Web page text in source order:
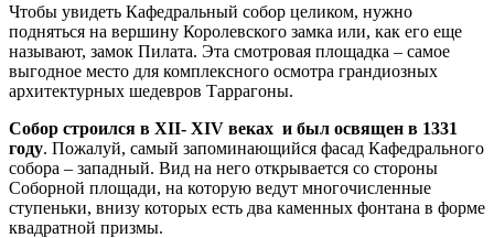
Чтобы увидеть Кафедральный собор целиком, нужно
подняться на вершину Королевского замка или, как его еще
называют, замок Пилата. Эта смотровая площадка – самое
выгодное место для комплексного осмотра грандиозных
архитектурных шедевров Таррагоны.
Собор строился в XII- XIV веках и был освящен в 1331
году. Пожалуй, самый запоминающийся фасад Кафедрального
собора – западный. Вид на него открывается со стороны
Соборной площади, на которую ведут многочисленные
ступеньки, внизу которых есть два каменных фонтана в форме
квадратной призмы.